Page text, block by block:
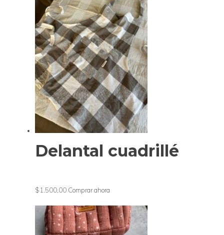
Delantal cuadrillé
$1.500,00 Comprar ahora